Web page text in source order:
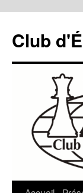
contenu
Club